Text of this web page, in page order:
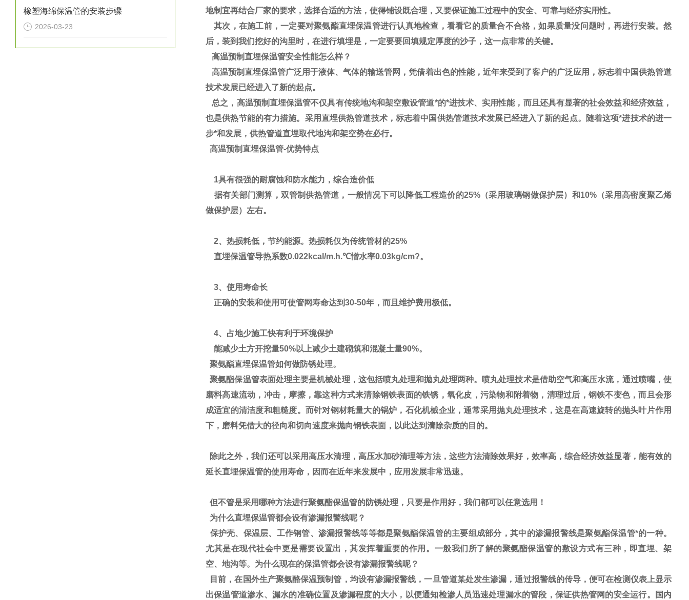
橡塑海绵保温管的安装步骤
2026-03-23
地制宜再结合厂家的要求，选择合适的方法，使得铺设既合理，又要保证施工过程中的安全、可靠与经济实用性。
其次，在施工前，一定要对聚氨酯直埋保温管进行认真地检查，看看它的质量合不合格，如果质量没问题时，再进行安装。然
后，装到我们挖好的沟里时，在进行填埋是，一定要要回填规定厚度的沙子，这一点非常的关键。
高温预制直埋保温管安全性能怎么样？
高温预制直埋保温管广泛用于液体、气体的输送管网，凭借着出色的性能，近年来受到了客户的广泛应用，标志着中国供热管道
技术发展已经进入了新的起点。
总之，高温预制直埋保温管不仅具有传统地沟和架空敷设管道*的*进技术、实用性能，而且还具有显著的社会效益和经济效益，
也是供热节能的有力措施。采用直埋供热管道技术，标志着中国供热管道技术发展已经进入了新的起点。随着这项*进技术的进一
步*和发展，供热管道直埋取代地沟和架空势在必行。
高温预制直埋保温管-优势特点
1具有很强的耐腐蚀和防水能力，综合造价低
据有关部门测算，双管制供热管道，一般情况下可以降低工程造价的25%（采用玻璃钢做保护层）和10%（采用高密度聚乙烯
做保护层）左右。
2、热损耗低，节约能源。热损耗仅为传统管材的25%
直埋保温管导热系数0.022kcal/m.h.℃憎水率0.03kg/cm?。
3、使用寿命长
正确的安装和使用可使管网寿命达到30-50年，而且维护费用极低。
4、占地少施工快有利于环境保护
能减少土方开挖量50%以上减少土建砌筑和混凝土量90%。
聚氨酯直埋保温管如何做防锈处理。
聚氨酯保温管表面处理主要是机械处理，这包括喷丸处理和抛丸处理两种。喷丸处理技术是借助空气和高压水流，通过喷嘴，使
磨料高速流动，冲击，摩擦，靠这种方式来清除钢铁表面的铁锈，氧化皮，污染物和附着物，清理过后，钢铁不变色，而且会形
成适宜的清洁度和粗糙度。而针对钢材耗量大的锅炉，石化机械企业，通常采用抛丸处理技术，这是在高速旋转的抛头叶片作用
下，磨料凭借大的径向和切向速度来抛向钢铁表面，以此达到清除杂质的目的。
除此之外，我们还可以采用高压水清理，高压水加砂清理等方法，这些方法清除效果好，效率高，综合经济效益显著，能有效的
延长直埋保温管的使用寿命，因而在近年来发展中，应用发展非常迅速。
但不管是采用哪种方法进行聚氨酯保温管的防锈处理，只要是作用好，我们都可以任意选用！
为什么直埋保温管都会设有渗漏报警线呢？
保护壳、保温层、工作钢管、渗漏报警线等等都是聚氨酯保温管的主要组成部分，其中的渗漏报警线是聚氨酯保温管*的一种。
尤其是在现代社会中更是需要设置出，其发挥着重要的作用。一般我们所了解的聚氨酯保温管的敷设方式有三种，即直埋、架
空、地沟等。为什么现在的保温管都会设有渗漏报警线呢？
目前，在国外生产聚氨酪保温预制管，均设有渗漏报警线，一旦管道某处发生渗漏，通过报警线的传导，便可在检测仪表上显示
出保温管道渗水、漏水的准确位置及渗漏程度的大小，以便通知检渗人员迅速处理漏水的管段，保证供热管网的安全运行。国内